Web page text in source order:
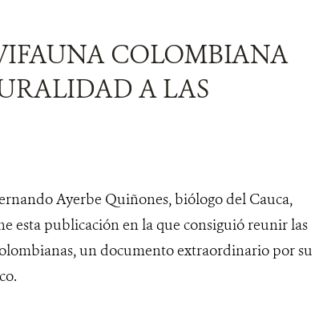
COLOMBIANA
A LAS
Ayerbe Quiñones, biólogo del Cauca,
esta publicación en la que consiguió reunir las
un documento extraordinario por su